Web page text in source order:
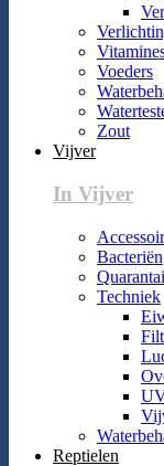
Voeders
Zout
Vijver
In Vijver
Bacteriën
Techniek
Reptielen